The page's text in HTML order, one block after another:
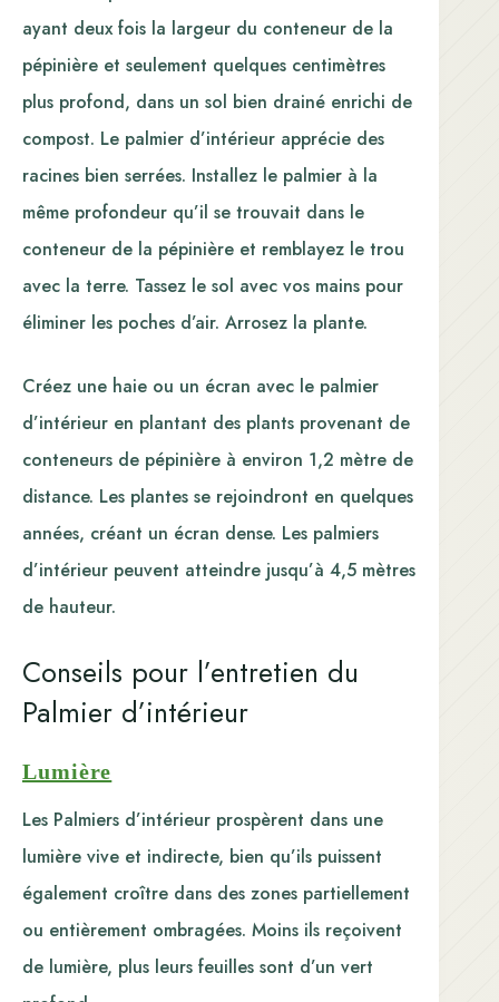
ayant deux fois la largeur du conteneur de la
pépinière et seulement quelques centimètres
plus profond, dans un sol bien drainé enrichi de
compost. Le palmier d’intérieur apprécie des
racines bien serrées. Installez le palmier à la
même profondeur qu’il se trouvait dans le
conteneur de la pépinière et remblayez le trou
avec la terre. Tassez le sol avec vos mains pour
éliminer les poches d’air. Arrosez la plante.
Créez une haie ou un écran avec le palmier
d’intérieur en plantant des plants provenant de
conteneurs de pépinière à environ 1,2 mètre de
distance. Les plantes se rejoindront en quelques
années, créant un écran dense. Les palmiers
d’intérieur peuvent atteindre jusqu’à 4,5 mètres
de hauteur.
Conseils pour l’entretien du
Palmier d’intérieur
Lumière
Les Palmiers d’intérieur prospèrent dans une
lumière vive et indirecte, bien qu’ils puissent
également croître dans des zones partiellement
ou entièrement ombragées. Moins ils reçoivent
de lumière, plus leurs feuilles sont d’un vert